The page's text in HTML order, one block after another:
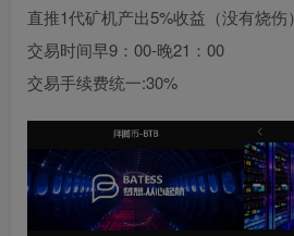
直推1代矿机产出5%收益（没有烧伤）
交易时间早9：00-晚21：00
交易手续费统一:30%